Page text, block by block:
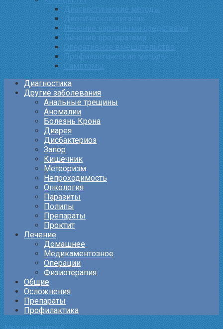
Диагностические методы
Диетическое питание
Лечение народными средствами
Лечение препаратами
Оперативное вмешательство
Профилактические методы
Симптомы
Диагностика
Другие заболевания
Анальные трещины
Аномалии
Болезнь Крона
Диарея
Дисбактериоз
Запор
Кишечник
Метеоризм
Непроходимость
Онкология
Паразиты
Полипы
Препараты
Проктит
Лечение
Домашнее
Медикаментозное
Операции
Физиотерапия
Общие
Осложнения
Препараты
Профилактика